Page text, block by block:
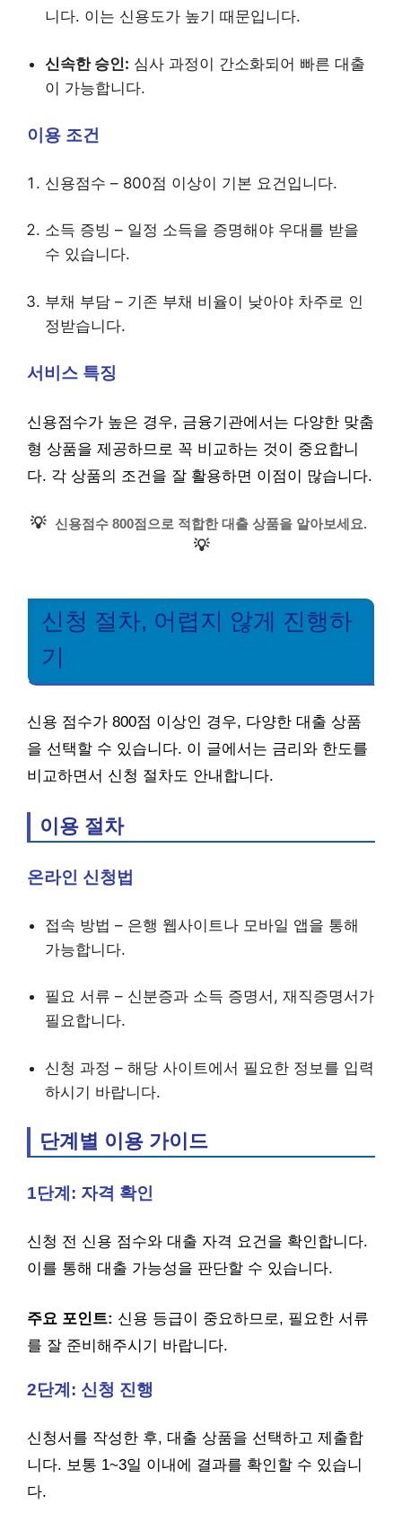
니다. 이는 신용도가 높기 때문입니다.
신속한 승인: 심사 과정이 간소화되어 빠른 대출
이 가능합니다.
이용 조건
신용점수 – 800점 이상이 기본 요건입니다.
소득 증빙 – 일정 소득을 증명해야 우대를 받을
수 있습니다.
부채 부담 – 기존 부채 비율이 낮아야 차주로 인
정받습니다.
서비스 특징
신용점수가 높은 경우, 금융기관에서는 다양한 맞춤
형 상품을 제공하므로 꼭 비교하는 것이 중요합니
다. 각 상품의 조건을 잘 활용하면 이점이 많습니다.
💡 신용점수 800점으로 적합한 대출 상품을 알아보세요.
💡
신청 절차, 어렵지 않게 진행하
기
신용 점수가 800점 이상인 경우, 다양한 대출 상품
을 선택할 수 있습니다. 이 글에서는 금리와 한도를
비교하면서 신청 절차도 안내합니다.
이용 절차
온라인 신청법
접속 방법 – 은행 웹사이트나 모바일 앱을 통해
가능합니다.
필요 서류 – 신분증과 소득 증명서, 재직증명서가
필요합니다.
신청 과정 – 해당 사이트에서 필요한 정보를 입력
하시기 바랍니다.
단계별 이용 가이드
1단계: 자격 확인
신청 전 신용 점수와 대출 자격 요건을 확인합니다.
이를 통해 대출 가능성을 판단할 수 있습니다.
주요 포인트: 신용 등급이 중요하므로, 필요한 서류
를 잘 준비해주시기 바랍니다.
2단계: 신청 진행
신청서를 작성한 후, 대출 상품을 선택하고 제출합
니다. 보통 1~3일 이내에 결과를 확인할 수 있습니
다.